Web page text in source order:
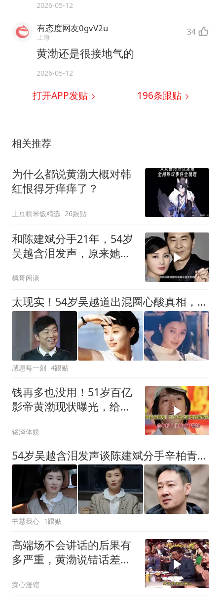
2026-05-12
有态度网友0gvV2u
上海 34
黄渤还是很接地气的
2026-05-12
打开APP发贴 196条跟贴
相关推荐
为什么都说黄渤大概对韩
红恨得牙痒痒了？
土豆糯米饭精选 26跟贴
和陈建斌分手21年，54岁
吴越含泪发声，原来她和
枫哥闲谈
太现实！54岁吴越道出混圈心酸真相，原来黄渤多年前就已说中
感恩每一刻 4跟贴
钱再多也没用！51岁百亿
影帝黄渤现状曝光，给年
铭泽体娱
54岁吴越含泪发声谈陈建斌分手辛柏青绯闻，黄渤说对了
书慧我心 1跟贴
高端场不会讲话的后果有
多严重，黄渤说错话差点
痴心漫馆